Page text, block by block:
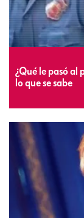
¿Qué le pasó al
lo que se sabe